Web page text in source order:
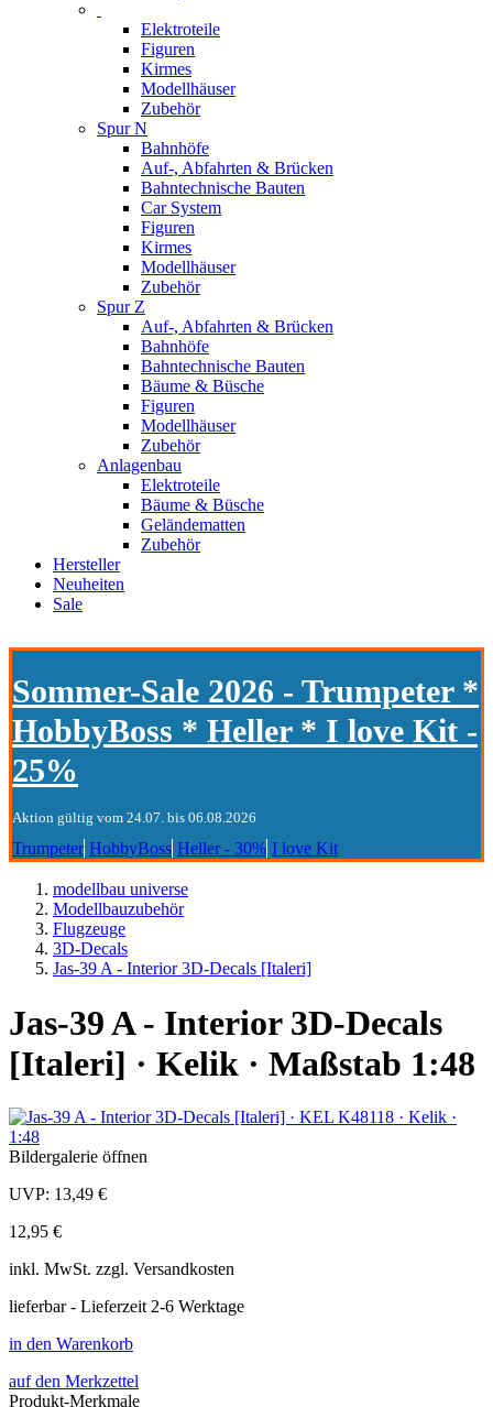
Elektroteile
Figuren
Kirmes
Modellhäuser
Zubehör
Spur N
Bahnhöfe
Auf-, Abfahrten & Brücken
Bahntechnische Bauten
Car System
Figuren
Kirmes
Modellhäuser
Zubehör
Spur Z
Auf-, Abfahrten & Brücken
Bahnhöfe
Bahntechnische Bauten
Bäume & Büsche
Figuren
Modellhäuser
Zubehör
Anlagenbau
Elektroteile
Bäume & Büsche
Geländematten
Zubehör
Hersteller
Neuheiten
Sale
Sommer-Sale 2026 - Trumpeter *
HobbyBoss * Heller * I love Kit -
25%
Aktion gültig vom 24.07. bis 06.08.2026
Trumpeter HobbyBoss Heller - 30% I love Kit
modellbau universe
Modellbauzubehör
Flugzeuge
3D-Decals
Jas-39 A - Interior 3D-Decals [Italeri]
Jas-39 A - Interior 3D-Decals
[Italeri] · Kelik · Maßstab 1:48
Bildergalerie öffnen
UVP: 13,49 €
12,95 €
inkl. MwSt. zzgl. Versandkosten
lieferbar - Lieferzeit 2-6 Werktage
in den Warenkorb
auf den Merkzettel
Produkt-Merkmale